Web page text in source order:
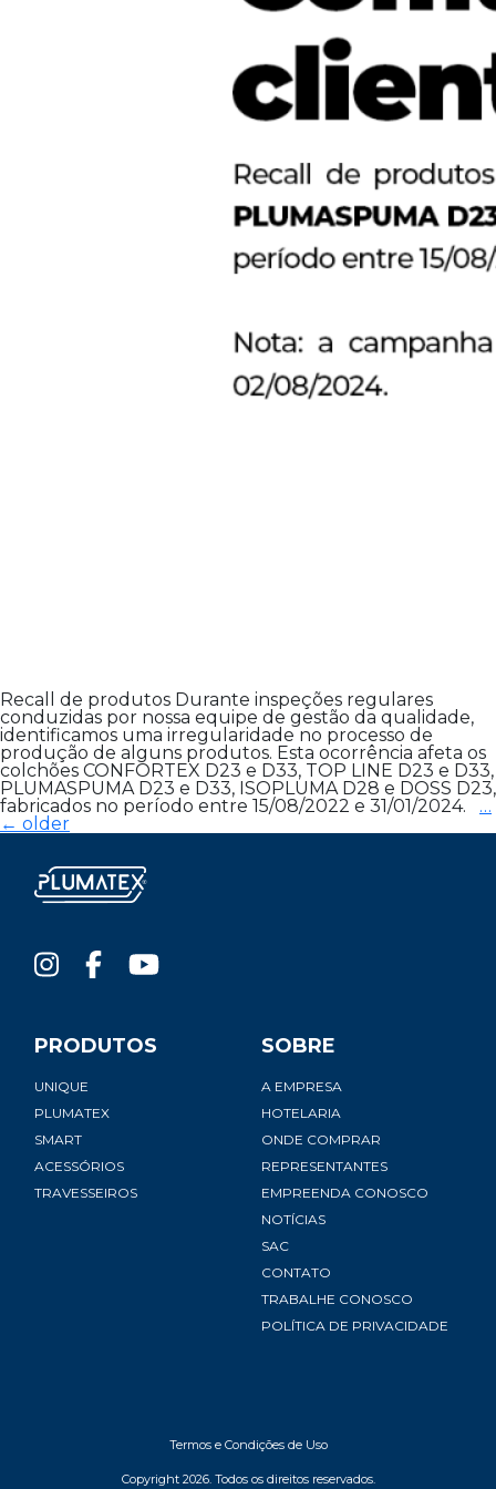
Recall de produtos Durante inspeções regulares
conduzidas por nossa equipe de gestão da qualidade,
identificamos uma irregularidade no processo de
produção de alguns produtos. Esta ocorrência afeta os
colchões CONFORTEX D23 e D33, TOP LINE D23 e D33,
PLUMASPUMA D23 e D33, ISOPLUMA D28 e DOSS D23,
fabricados no período entre 15/08/2022 e 31/01/2024. …
Navegação
por
← older
PRODUTOS
UNIQUE
PLUMATEX
SMART
ACESSÓRIOS
TRAVESSEIROS
SOBRE
A EMPRESA
HOTELARIA
ONDE COMPRAR
REPRESENTANTES
EMPREENDA CONOSCO
NOTÍCIAS
SAC
CONTATO
TRABALHE CONOSCO
POLÍTICA DE PRIVACIDADE
Termos e Condições de Uso
Copyright 2026. Todos os direitos reservados.